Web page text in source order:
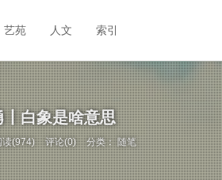
艺苑 人文 索引
丨白象是啥意思
读(974) 评论(0) 分类：随笔